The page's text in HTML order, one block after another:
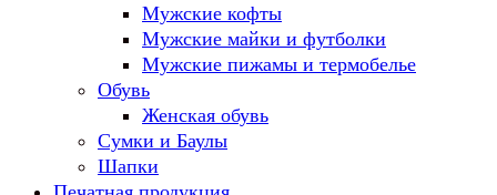
Мужские кофты
Мужские майки и футболки
Мужские пижамы и термобелье
Обувь
Женская обувь
Сумки и Баулы
Шапки